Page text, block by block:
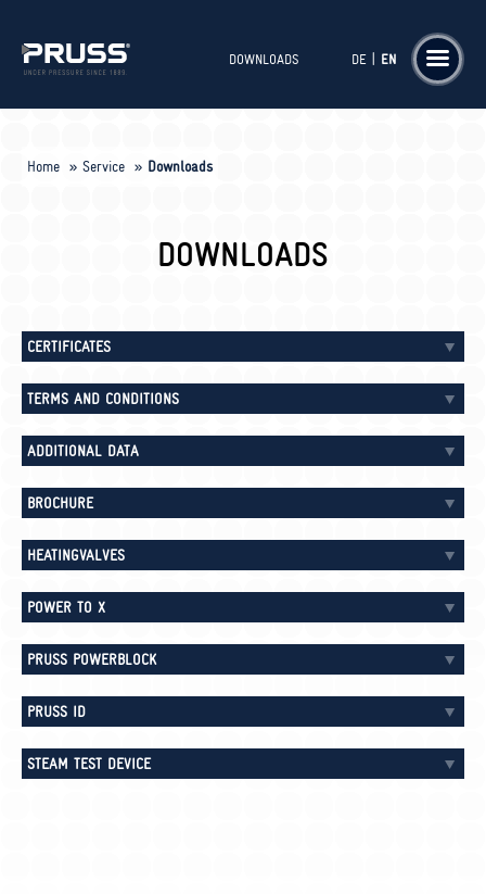
DOWNLOADS DE | EN
Home Service Downloads
DOWNLOADS
CERTIFICATES
TERMS AND CONDITIONS
ADDITIONAL DATA
BROCHURE
HEATINGVALVES
POWER TO X
PRUSS POWERBLOCK
PRUSS ID
STEAM TEST DEVICE